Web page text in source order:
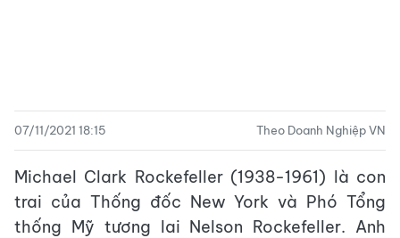
07/11/2021 18:15 Theo Doanh Nghiệp VN
Michael Clark Rockefeller (1938-1961) là con
trai của Thống đốc New York và Phó Tổng
thống Mỹ tương lai Nelson Rockefeller. Anh